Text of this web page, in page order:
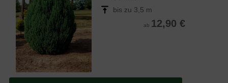
bis zu 3,5 m
ab 12,90 €